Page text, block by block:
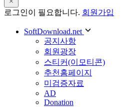
로그인이 필요합니다. 회원가입
SoftDownload.net
공지사항
회원광장
스티커(이모티콘)
추천홈페이지
미검증자료
AD
Donation